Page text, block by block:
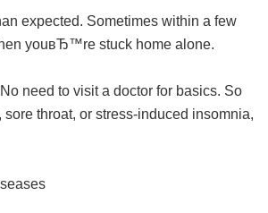
expected. Sometimes within a few
youвЂ™re stuck home alone.
need to visit a doctor for basics. So
sore throat, or stress-induced insomnia,